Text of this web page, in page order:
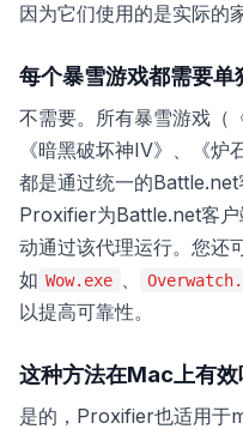
因为它们使用的是实际的
每个暴雪游戏都需要单
不需要。所有暴雪游戏（
《暗黑破坏神IV》、《炉
都是通过统一的
Proxifier为Battle.net客
动通过该代理运行。您还
如 Wow.exe 、
以提高可靠性。
这种方法在Mac上有效
是的，Proxifier也适用于